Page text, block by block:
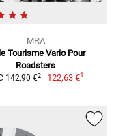
MRA
Tourisme Vario Pour
Roadsters
142,90 €2 122,63 €1